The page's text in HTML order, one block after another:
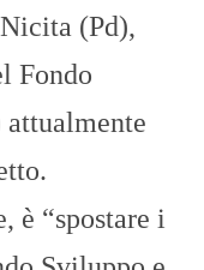
(Pd),
Fondo
attualmente
è “spostare i